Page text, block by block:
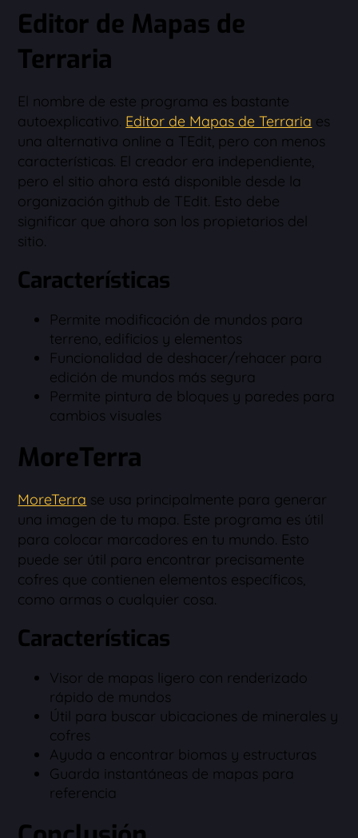
Editor de Mapas de
Terraria
El nombre de este programa es bastante
autoexplicativo. Editor de Mapas de Terraria es
una alternativa online a TEdit, pero con menos
características. El creador era independiente,
pero el sitio ahora está disponible desde la
organización github de TEdit. Esto debe
significar que ahora son los propietarios del
sitio.
Características
Permite modificación de mundos para
terreno, edificios y elementos
Funcionalidad de deshacer/rehacer para
edición de mundos más segura
Permite pintura de bloques y paredes para
cambios visuales
MoreTerra
MoreTerra se usa principalmente para generar
una imagen de tu mapa. Este programa es útil
para colocar marcadores en tu mundo. Esto
puede ser útil para encontrar precisamente
cofres que contienen elementos específicos,
como armas o cualquier cosa.
Características
Visor de mapas ligero con renderizado
rápido de mundos
Útil para buscar ubicaciones de minerales y
cofres
Ayuda a encontrar biomas y estructuras
Guarda instantáneas de mapas para
referencia